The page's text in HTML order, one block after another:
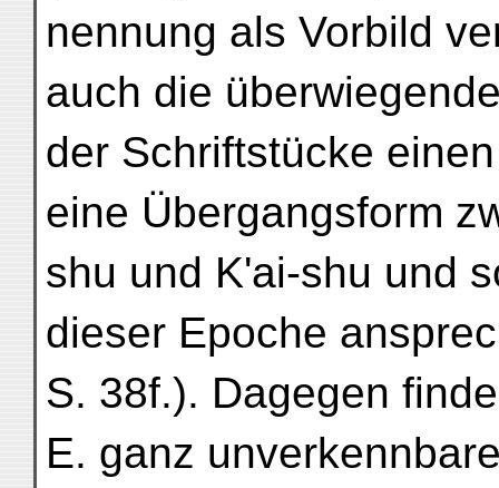
nennung als Vorbild
auch die
der Schriftstücke
eine Übergangsform
shu und K'ai-shu und
dieser Epoche
S. 38f.). Dagegen
E. ganz